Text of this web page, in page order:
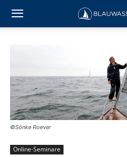
©Sönke Roever
Online-Seminare